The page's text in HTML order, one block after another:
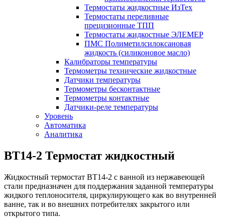
Термостаты жидкостные ИзТех
Термостаты переливные
прецизионные ТПП
Термостаты жидкостные ЭЛЕМЕР
ПМС Полиметилсилоксановая
жидкость (силиконовое масло)
Калибраторы температуры
Термометры технические жидкостные
Датчики температуры
Термометры бесконтактные
Термометры контактные
Датчики-реле температуры
Уровень
Автоматика
Аналитика
ВТ14-2 Термостат жидкостный
Жидкостный термостат ВТ14-2 с ванной из нержавеющей
стали предназначен для поддержания заданной температуры
жидкого теплоносителя, циркулирующего как во внутренней
ванне, так и во внешних потребителях закрытого или
открытого типа.